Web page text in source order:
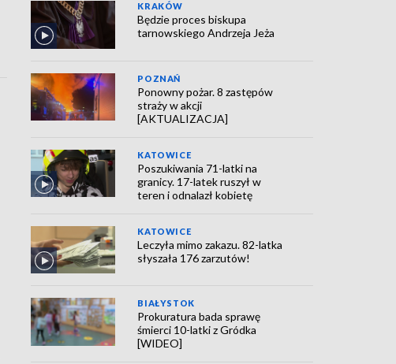
KRAKÓW
Będzie proces biskupa
tarnowskiego Andrzeja Jeża
POZNAŃ
Ponowny pożar. 8 zastępów
straży w akcji
[AKTUALIZACJA]
KATOWICE
Poszukiwania 71-latki na
granicy. 17-latek ruszył w
teren i odnalazł kobietę
KATOWICE
Leczyła mimo zakazu. 82-latka
słyszała 176 zarzutów!
BIAŁYSTOK
Prokuratura bada sprawę
śmierci 10-latki z Gródka
[WIDEO]